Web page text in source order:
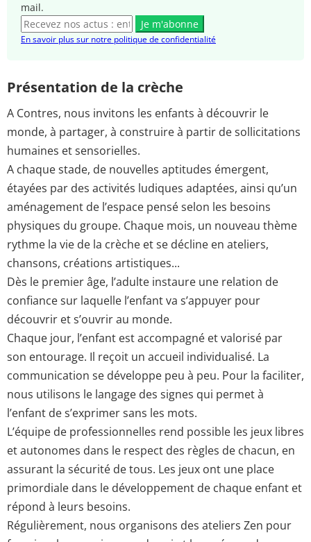
mail.
Je m'abonne
En savoir plus sur notre politique de confidentialité
Présentation de la crèche
A Contres, nous invitons les enfants à découvrir le
monde, à partager, à construire à partir de sollicitations
humaines et sensorielles.
A chaque stade, de nouvelles aptitudes émergent,
étayées par des activités ludiques adaptées, ainsi qu’un
aménagement de l’espace pensé selon les besoins
physiques du groupe. Chaque mois, un nouveau thème
rythme la vie de la crèche et se décline en ateliers,
chansons, créations artistiques...
Dès le premier âge, l’adulte instaure une relation de
confiance sur laquelle l’enfant va s’appuyer pour
découvrir et s’ouvrir au monde.
Chaque jour, l’enfant est accompagné et valorisé par
son entourage. Il reçoit un accueil individualisé. La
communication se développe peu à peu. Pour la faciliter,
nous utilisons le langage des signes qui permet à
l’enfant de s’exprimer sans les mots.
L’équipe de professionnelles rend possible les jeux libres
et autonomes dans le respect des règles de chacun, en
assurant la sécurité de tous. Les jeux ont une place
primordiale dans le développement de chaque enfant et
répond à leurs besoins.
Régulièrement, nous organisons des ateliers Zen pour